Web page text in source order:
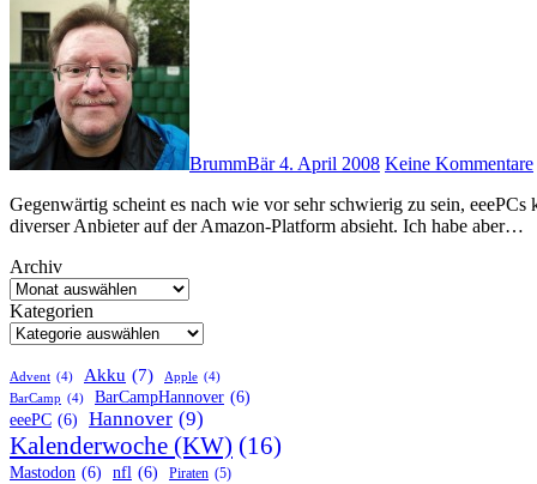
BrummBär4. April 2008 Keine Kommentare
Gegenwärtig scheint es nach wie vor sehr schwierig zu sein, eeePCs kaufen zu können, wenn man mal von den überteuerten Angeboten
diverser Anbieter auf der Amazon-Platform absieht. Ich habe aber…
Archiv
Kategorien
Advent (4) Akku (7) Apple (4)
BarCamp (4) BarCampHannover (6)
eeePC (6) Hannover (9)
Kalenderwoche (KW) (16)
Mastodon (6) nfl (6) Piraten (5)